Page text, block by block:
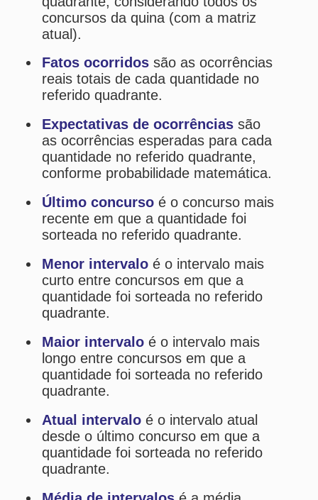
Último concursoé o concurso mais
recente em que a quantidade foi
sorteada no referido quadrante.
Menor intervaloé o intervalo mais
curto entre concursos em que a
quantidade foi sorteada no referido
Maior intervaloé o intervalo mais
longo entre concursos em que a
quantidade foi sorteada no referido
quadrante.
Atual intervaloé o intervalo atual
desde o último concurso em que a
quantidade foi sorteada no referido
Média de intervalosé a média
geral de intervalos entre concursos
em que a quantidade foi sorteada no
referido quadrante (até o último
sorteada no referido quadrante).
Osfatoseexpectativastendem a
se aproximar quanto maior for a
amostragem.
Estatísticas da Quina